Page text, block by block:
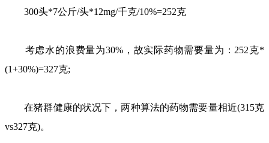
300头*7公斤/头*12mg/千克/10%=252克
考虑水的浪费量为30%，故实际药物需要量为：252克*
(1+30%)=327克;
在猪群健康的状况下，两种算法的药物需要量相近(315克
vs327克)。